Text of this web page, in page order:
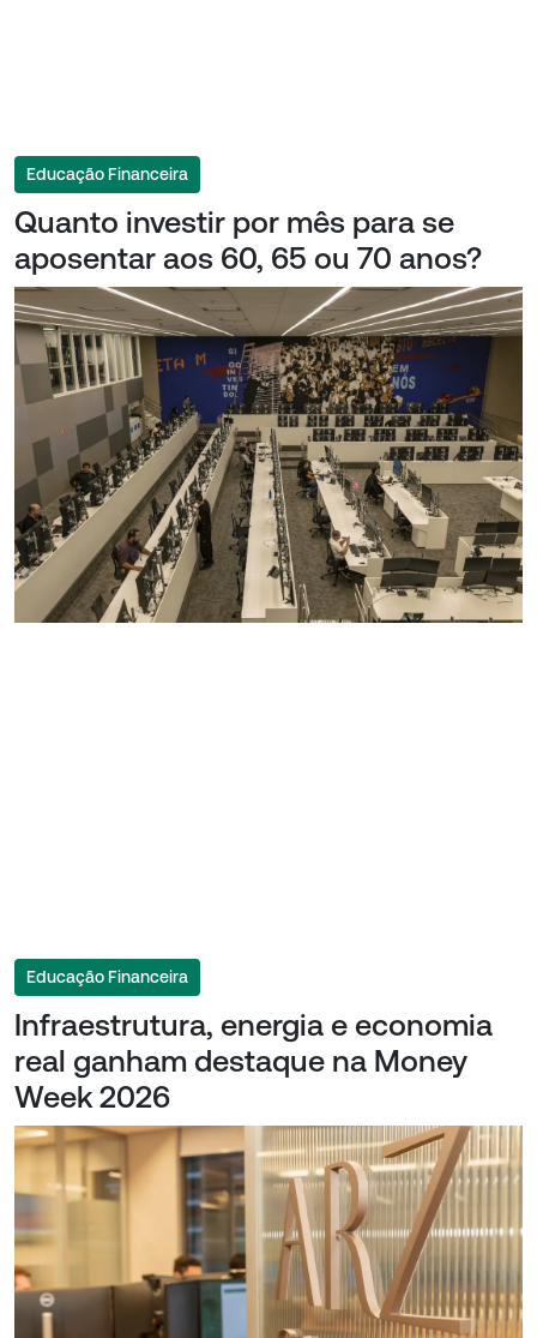
Educação Financeira
Quanto investir por mês para se
aposentar aos 60, 65 ou 70 anos?
Educação Financeira
Infraestrutura, energia e economia
real ganham destaque na Money
Week 2026